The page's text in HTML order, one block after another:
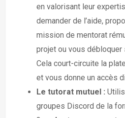
en valorisant leur
demander de l’aide,
mission de mentorat
projet ou vous débloquer
Cela court-circuite la
et vous donne un accès
Le tutorat mutuel :
groupes Discord de la